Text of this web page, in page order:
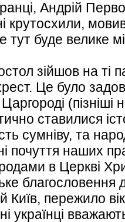
Андрій
крутосхили,
тут буде велике
зійшов на ті
Це було
ставилися
сумніву, та
почуття наших
в Церкві
благословення
Київ, пережило
українці